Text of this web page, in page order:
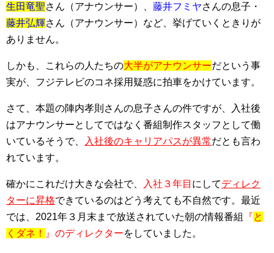
生田竜聖さん（アナウンサー）、 藤井フミヤさんの息子・
藤井弘輝さん（アナウンサー）など、挙げていくときりが
ありません。
しかも、これらの人たちの大半がアナウンサーだという事
実が、フジテレビのコネ採用疑惑に拍車をかけています。
さて、本題の陣内孝則さんの息子さんの件ですが、入社後
はアナウンサーとしてではなく番組制作スタッフとして働
いているそうで、
入社後のキャリアパスが異常だとも言わ
れています。
確かにこれだけ大きな会社で、 入社３年目 にしてディレク
ターに昇格できているのはどう考えても不自然です。最近
では、2021年３月末まで放送されていた朝の情報番組
『と
くダネ！
』のディレクターをしていました。